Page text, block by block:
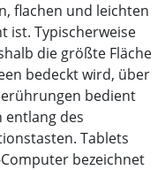
flachen und leichten
ist. Typischerweise
die größte Fläche
bedeckt wird, über
bedient
entlang des
Tablets
bezeichnet